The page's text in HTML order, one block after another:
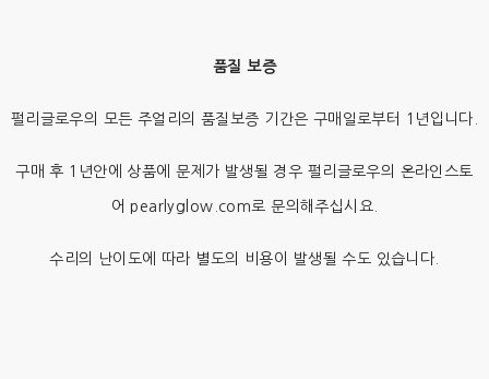
품질 보증
펄리글로우의 모든 주얼리의 품질보증 기간은 구매일로부터 1년입니다.
구매 후 1년안에 상품에 문제가 발생될 경우 펄리글로우의 온라인스토
어 pearlyglow.com로 문의해주십시요.
수리의 난이도에 따라 별도의 비용이 발생될 수도 있습니다.